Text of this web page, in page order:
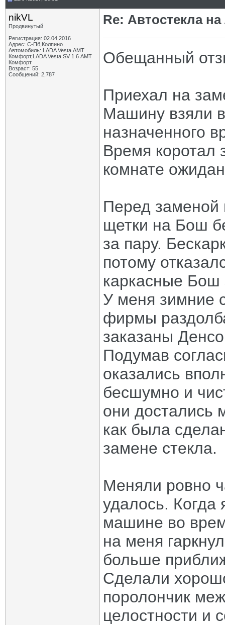
nikVL
Продвинутый
Регистрация: 02.04.2016
Адрес: С-Пб,Колпино
Автомобиль: LADA Vesta АМТ
Комфорт,LADA Vesta SV 1.6 АМТ
Комфорт
Возраст: 55
Сообщений: 2,787
Re: Автостекла
Обещанный
Приехал на
Машину взяли
назначенного
Время коротал
комнате
Перед заменой
щетки на Бош
за пару.
потому
каркасные Бош
У меня зимние
фирмы
заказаны
Подумав
оказались
бесшумно и
они достались
как была
замене стекла.
Меняли ровно
удалось. Когда
машине во
на меня
больше
Сделали
поролончик
целостности и